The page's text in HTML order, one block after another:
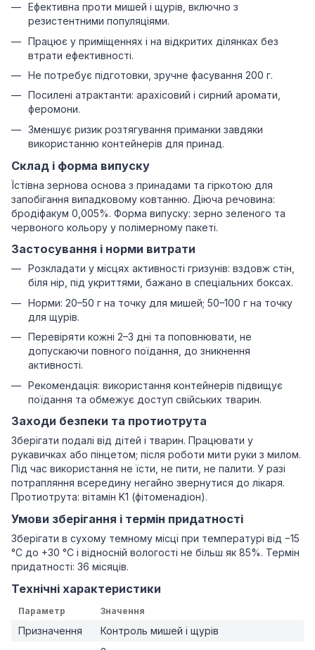
Ефективна проти мишей і щурів, включно з
резистентними популяціями.
Працює у приміщеннях і на відкритих ділянках без
втрати ефективності.
Не потребує підготовки, зручне фасування 200 г.
Посилені атрактанти: арахісовий і сирний аромати,
феромони.
Зменшує ризик розтягування приманки завдяки
використанню контейнерів для принад.
Склад і форма випуску
Їстівна зернова основа з принадами та гіркотою для
запобігання випадковому ковтанню. Діюча речовина:
бродіфакум 0,005%. Форма випуску: зерно зеленого та
червоного кольору у полімерному пакеті.
Застосування і норми витрати
Розкладати у місцях активності гризунів: вздовж стін,
біля нір, під укриттями, бажано в спеціальних боксах.
Норми: 20–50 г на точку для мишей; 50–100 г на точку
для щурів.
Перевіряти кожні 2–3 дні та поповнювати, не
допускаючи повного поїдання, до зникнення
активності.
Рекомендація: використання контейнерів підвищує
поїдання та обмежує доступ свійських тварин.
Заходи безпеки та протиотрута
Зберігати подалі від дітей і тварин. Працювати у
рукавичках або пінцетом; після роботи мити руки з милом.
Під час використання не їсти, не пити, не палити. У разі
потрапляння всередину негайно звернутися до лікаря.
Протиотрута: вітамін K1 (фітоменадіон).
Умови зберігання і термін придатності
Зберігати в сухому темному місці при температурі від −15
°C до +30 °C і відносній вологості не більш як 85%. Термін
придатності: 36 місяців.
Технічні характеристики
Параметр Значення
Призначення
Контроль мишей і щурів